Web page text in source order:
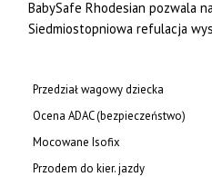
BabySafe Rhodesian pozwala
Siedmiostopniowa refulacja
Przedział wagowy dziecka
Ocena ADAC (bezpieczeństwo)
Mocowane Isofix
Przodem do kier. jazdy